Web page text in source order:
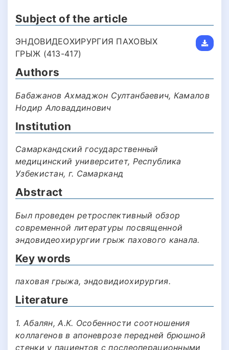
Subject of the article
ЭНДОВИДЕОХИРУРГИЯ ПАХОВЫХ
ГРЫЖ (413-417)
Authors
Бабажанов Ахмаджон Султанбаевич, Камалов
Нодир Аловаддинович
Institution
Самаркандский государственный
медицинский университет, Республика
Узбекистан, г. Самарканд
Abstract
Был проведен ретроспективный обзор
современной литературы посвященной
эндовидеохирургии грыж пахового канала.
Key words
паховая грыжа, эндовидиохирургия.
Literature
1. Абалян, А.К. Особенности соотношения
коллагенов в апоневрозе передней брюшной
стенки у пациентов с послеоперационными